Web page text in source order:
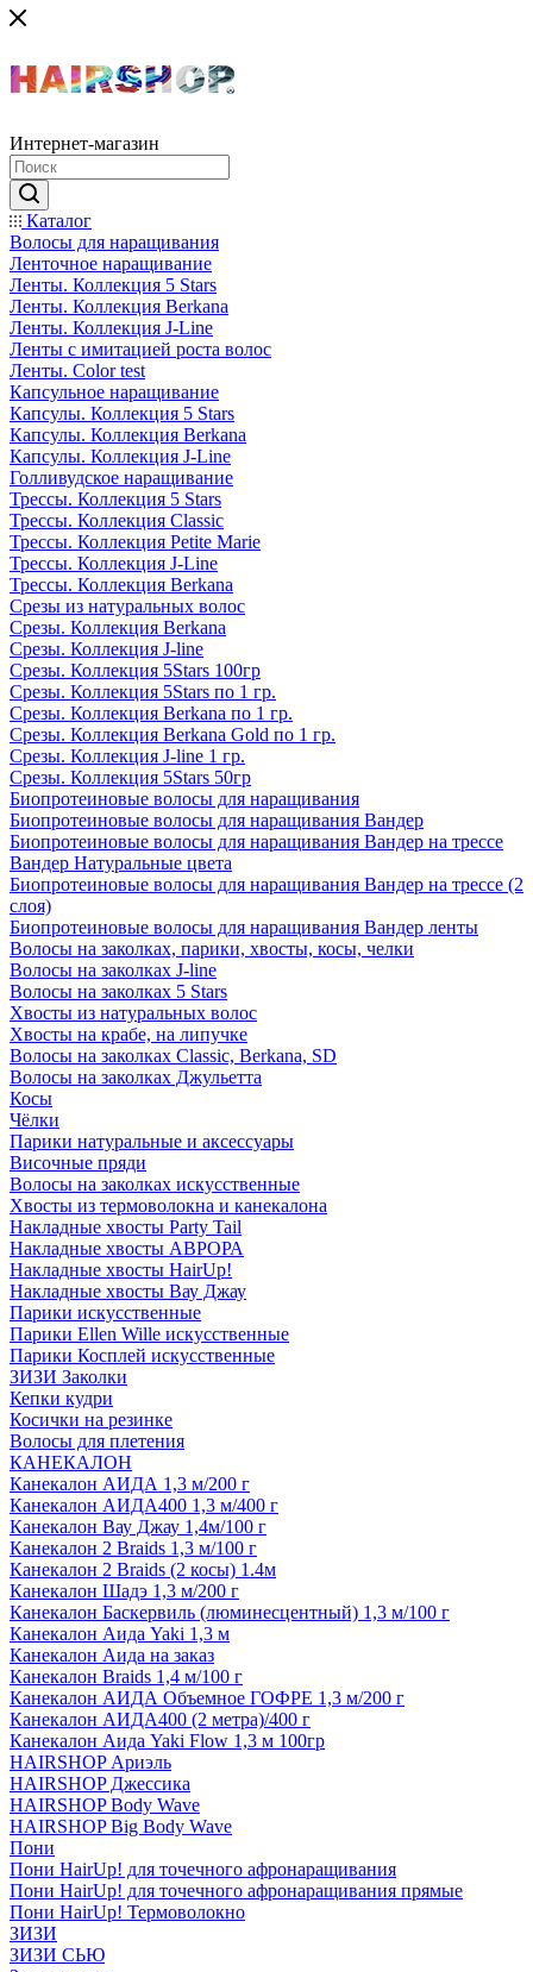
Интернет-магазин
Каталог
Волосы для наращивания
Ленточное наращивание
Ленты. Коллекция 5 Stars
Ленты. Коллекция Berkana
Ленты. Коллекция J-Line
Ленты с имитацией роста волос
Ленты. Color test
Капсульное наращивание
Капсулы. Коллекция 5 Stars
Капсулы. Коллекция Berkana
Капсулы. Коллекция J-Line
Голливудское наращивание
Трессы. Коллекция 5 Stars
Трессы. Коллекция Classic
Трессы. Коллекция Petite Marie
Трессы. Коллекция J-Line
Трессы. Коллекция Berkana
Срезы из натуральных волос
Срезы. Коллекция Berkana
Срезы. Коллекция J-line
Срезы. Коллекция 5Stars 100гр
Срезы. Коллекция 5Stars по 1 гр.
Срезы. Коллекция Berkana по 1 гр.
Срезы. Коллекция Berkana Gold по 1 гр.
Срезы. Коллекция J-line 1 гр.
Срезы. Коллекция 5Stars 50гр
Биопротеиновые волосы для наращивания
Биопротеиновые волосы для наращивания Вандер
Биопротеиновые волосы для наращивания Вандер на трессе
Вандер Натуральные цвета
Биопротеиновые волосы для наращивания Вандер на трессе (2
слоя)
Биопротеиновые волосы для наращивания Вандер ленты
Волосы на заколках, парики, хвосты, косы, челки
Волосы на заколках J-line
Волосы на заколках 5 Stars
Хвосты из натуральных волос
Хвосты на крабе, на липучке
Волосы на заколках Classic, Berkana, SD
Волосы на заколках Джульетта
Косы
Чёлки
Парики натуральные и аксессуары
Височные пряди
Волосы на заколках искусственные
Хвосты из термоволокна и канекалона
Накладные хвосты Party Tail
Накладные хвосты АВРОРА
Накладные хвосты HairUp!
Накладные хвосты Вау Джау
Парики искусственные
Парики Ellen Wille искусственные
Парики Косплей искусственные
ЗИЗИ Заколки
Кепки кудри
Косички на резинке
Волосы для плетения
КАНЕКАЛОН
Канекалон АИДА 1,3 м/200 г
Канекалон АИДА400 1,3 м/400 г
Канекалон Вау Джау 1,4м/100 г
Канекалон 2 Braids 1,3 м/100 г
Канекалон 2 Braids (2 косы) 1.4м
Канекалон Шадэ 1,3 м/200 г
Канекалон Баскервиль (люминесцентный) 1,3 м/100 г
Канекалон Аида Yaki 1,3 м
Канекалон Аида на заказ
Канекалон Braids 1,4 м/100 г
Канекалон АИДА Объемное ГОФРЕ 1,3 м/200 г
Канекалон АИДА400 (2 метра)/400 г
Канекалон Аида Yaki Flow 1,3 м 100гр
HAIRSHOP Ариэль
HAIRSHOP Джессика
HAIRSHOP Body Wave
HAIRSHOP Big Body Wave
Пони
Пони HairUp! для точечного афронаращивания
Пони HairUp! для точечного афронаращивания прямые
Пони HairUp! Термоволокно
ЗИЗИ
ЗИЗИ СЬЮ